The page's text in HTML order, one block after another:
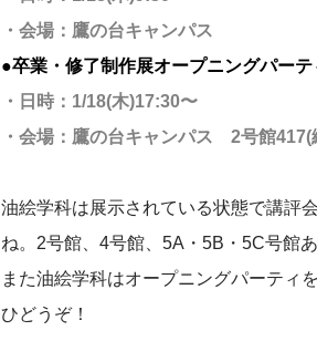
・会場：鷹の台キャンパス
●卒業・修了制作展オープニングパーテ
・日時：1/18(木)17:30〜
・会場：鷹の台キャンパス 2号館417(
油絵学科は展示されている状態で講評
ね。2号館、4号館、5A・5B・5C号館
また油絵学科はオープニングパーティ
ひどうぞ！